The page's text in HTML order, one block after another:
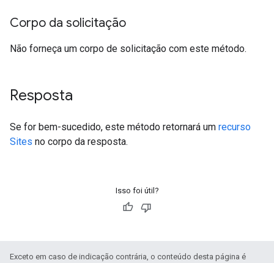
Corpo da solicitação
Não forneça um corpo de solicitação com este método.
Resposta
Se for bem-sucedido, este método retornará um recurso
Sites no corpo da resposta.
Isso foi útil?
Exceto em caso de indicação contrária, o conteúdo desta página é